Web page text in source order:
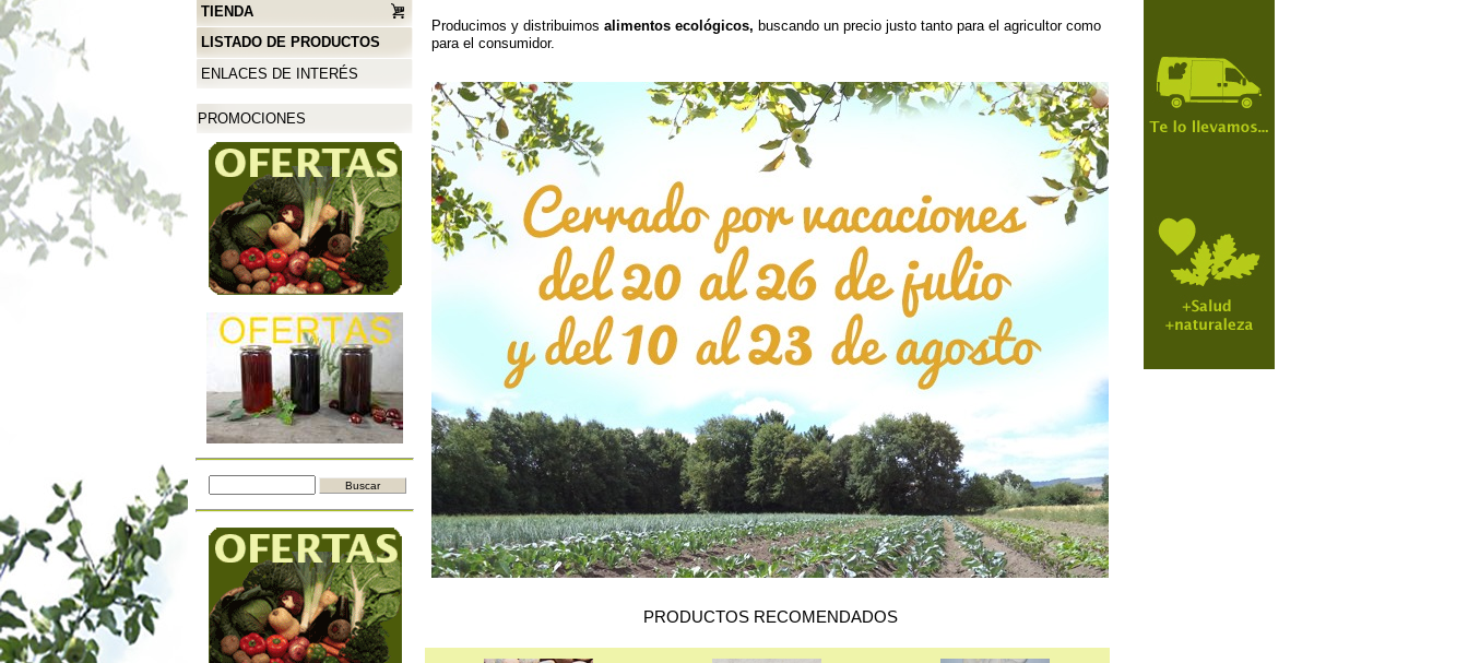
TIENDA
LISTADO DE PRODUCTOS
ENLACES DE INTERÉS
PROMOCIONES
Producimos y distribuimos alimentos ecológicos, buscando un precio justo tanto para el agricultor como
para el consumidor.
PRODUCTOS RECOMENDADOS